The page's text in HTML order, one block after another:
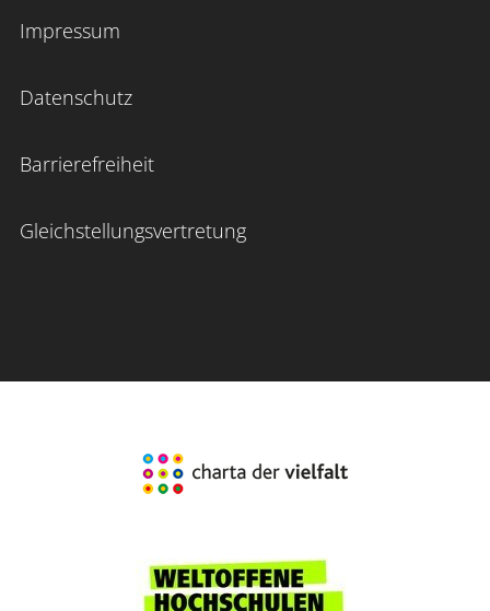
Impressum
Datenschutz
Barrierefreiheit
Gleichstellungsvertretung